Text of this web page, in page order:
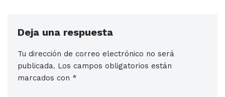
Deja una respuesta
Tu dirección de correo electrónico no será
publicada. Los campos obligatorios están
marcados con *